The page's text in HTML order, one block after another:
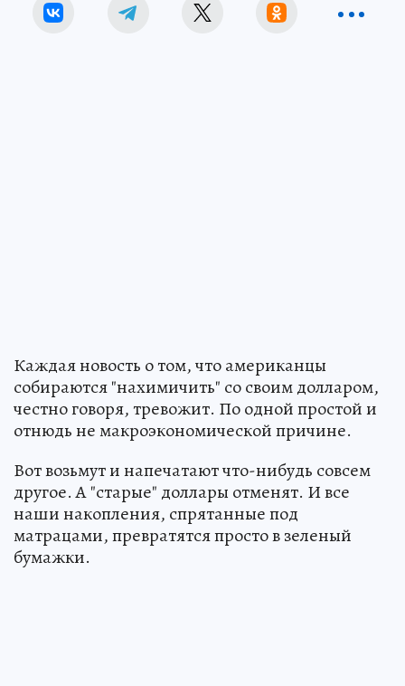
Каждая новость о том, что американцы
собираются "нахимичить" со своим долларом,
честно говоря, тревожит. По одной простой и
отнюдь не макроэкономической причине.
Вот возьмут и напечатают что-нибудь совсем
другое. А "старые" доллары отменят. И все
наши накопления, спрятанные под
матрацами, превратятся просто в зеленый
бумажки.